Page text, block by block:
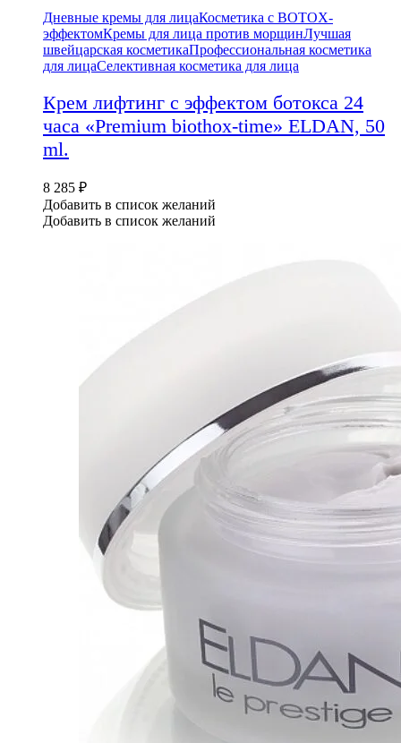
Дневные кремы для лицаКосметика с BOTOX-
эффектомКремы для лица против морщинЛучшая
швейцарская косметикаПрофессиональная косметика
для лицаСелективная косметика для лица
Крем лифтинг c эффектом ботокса 24
часа «Premium biothox-time» ELDAN, 50
ml.
8 285 ₽
Добавить в список желаний
Добавить в список желаний